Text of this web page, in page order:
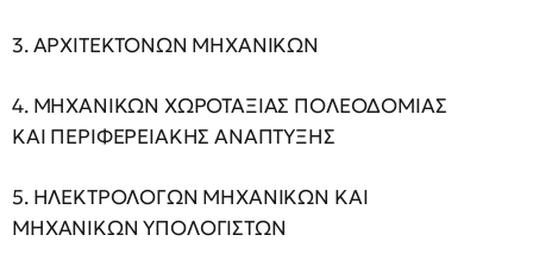
3. ΑΡΧΙΤΕΚΤΟΝΩΝ ΜΗΧΑΝΙΚΩΝ
4. ΜΗΧΑΝΙΚΩΝ ΧΩΡΟΤΑΞΙΑΣ ΠΟΛΕΟΔΟΜΙΑΣ
ΚΑΙ ΠΕΡΙΦΕΡΕΙΑΚΗΣ ΑΝΑΠΤΥΞΗΣ
5. ΗΛΕΚΤΡΟΛΟΓΩΝ ΜΗΧΑΝΙΚΩΝ ΚΑΙ
ΜΗΧΑΝΙΚΩΝ ΥΠΟΛΟΓΙΣΤΩΝ